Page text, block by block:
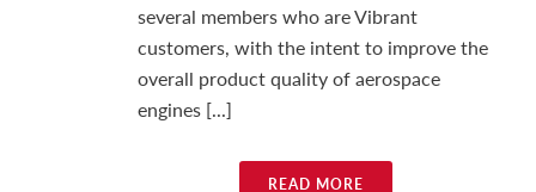
several members who are Vibrant
customers, with the intent to improve the
overall product quality of aerospace
engines [...]
READ MORE